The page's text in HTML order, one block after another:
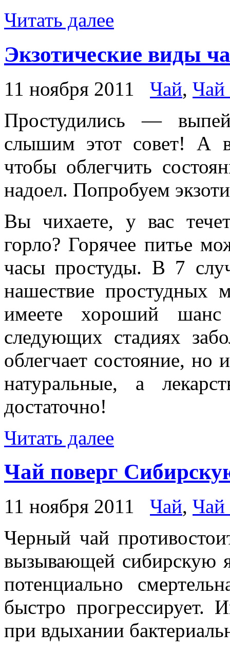
Читать далее
Экзотические виды
11 ноября 2011 Чай, Чай
Простудились —
слышим этот совет! А
чтобы облегчить
надоел. Попробуем
Вы чихаете, у вас
горло? Горячее питье
часы простуды. В 7
нашествие простудных
имеете хороший
следующих стадиях
облегчает состояние, но
натуральные, а
достаточно!
Читать далее
Чай поверг
11 ноября 2011 Чай, Чай
Черный чай
вызывающей сибирскую
потенциально
быстро прогрессирует.
при вдыхании